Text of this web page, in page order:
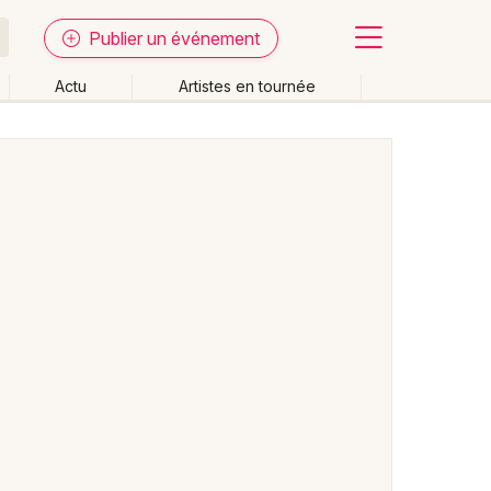
Publier un événement
Actu Artistes en tournée